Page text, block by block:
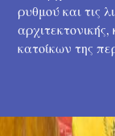
ρυθμού και τις
κατοίκων της